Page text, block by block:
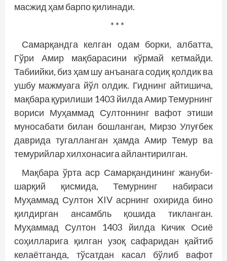
масжид ҳам барпо қилинади.
* * *
Самарқандга келган одам борки, албатта,
Гўри Амир мақбарасини кўрмай кетмайди.
Табиийки, биз ҳам шу анъанага содиқ қолдик ва
ушбу мажмуага йўл олдик. Гиднинг айтишича,
мақбара қурилиши 1403 йилда Амир Темурнинг
вориси Муҳаммад Султоннинг вафот этиши
муносабати билан бошланган, Мирзо Улуғбек
даврида тугалланган ҳамда Амир Темур ва
темурийлар хилхонасига айлантирилган.
Мақбара ўрта аср Самарқандининг жануби-
шарқий қисмида, Темурнинг набираси
Муҳаммад Султон XIV асрнинг охирида бино
қилдирган ансамбль қошида тикланган.
Муҳаммад Султон 1403 йилда Кичик Осиё
соҳилларига қилган узоқ сафаридан қайтиб
келаётганда, тўсатдан касал бўлиб вафот